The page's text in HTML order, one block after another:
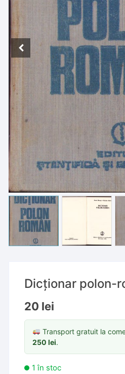
Dicționar polon-
20 lei
Transport gratuit la
250lei.
1 în stoc